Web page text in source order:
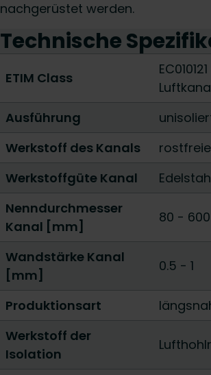
nachgerüstet werden.
Technische
ETIM Class
Ausführung
Werkstoff des Kanals
Werkstoffgüte Kanal
Nenndurchmesser
Kanal [mm]
80 - 600
Wandstärke Kanal
[mm]
0.5 - 1
Produktionsart
Werkstoff der
Isolation